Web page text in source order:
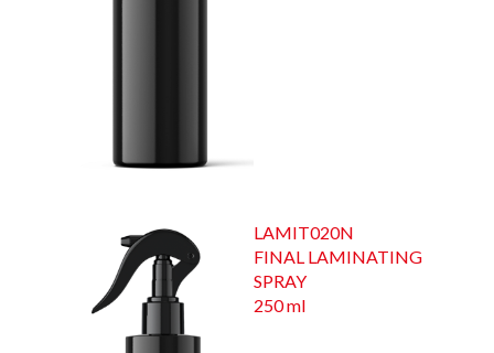
LAMIT020N
FINAL LAMINATING
SPRAY
250 ml